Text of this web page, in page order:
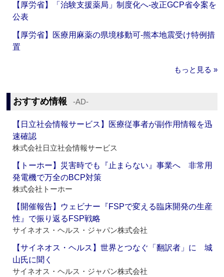
【厚労省】「治験支援薬局」制度化へ‐改正GCP省令案を
公表
【厚労省】医療用麻薬の県境移動可‐熊本地震受け特例措
置
もっと見る »
おすすめ情報 ‐AD‐
【日立社会情報サービス】医療従事者が副作用情報を迅
速確認
株式会社日立社会情報サービス
【トーホー】災害時でも『止まらない』事業へ 非常用
発電機で万全のBCP対策
株式会社トーホー
【開催報告】ウェビナー『FSPで変える臨床開発の生産
性』で振り返るFSP戦略
サイネオス・ヘルス・ジャパン株式会社
【サイネオス・ヘルス】世界とつなぐ「翻訳者」に 城
山氏に聞く
サイネオス・ヘルス・ジャパン株式会社